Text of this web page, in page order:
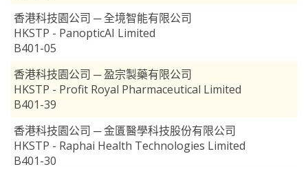
香港科技園公司 ─ 全境智能有限公司
HKSTP - PanopticAI Limited
B401-05
香港科技園公司 ─ 盈宗製藥有限公司
HKSTP - Profit Royal Pharmaceutical Limited
B401-39
香港科技園公司 ─ 金匱醫學科技股份有限公司
HKSTP - Raphai Health Technologies Limited
B401-30